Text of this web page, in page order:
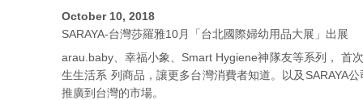
October 10, 2018
SARAYA-台灣莎羅雅10月「台北國際婦幼用品大展」出展
arau.baby、幸福小象、Smart Hygiene神隊友等系列， 首
生生活系 列商品，讓更多台灣消費者知道。以及SARAYA
推廣到台灣的市場。